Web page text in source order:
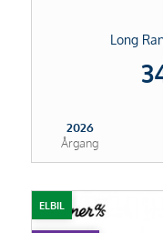
Long
2026
Årgang
ELBIL